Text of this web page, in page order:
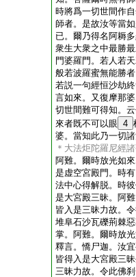
時將爲一切世間作
師者。是故汝等當
已。爾乃得名阿耨
衆生大衆之中最勝
門婆羅門。若人若
般若波羅蜜無能勝
若説一句經恒沙劫
言如來。又復摩那
切世間難可得知。
來者既不可以眼 4
婆。當知此乃一切
＊大法炬陀羅尼經
阿難。爾時放光如
是虚空宮殿門。時
法中心得解脱。時
是大宮殿三昧。阿
皆入是三昧力故。
堆阜石沙瓦礫荊棘
掌。阿難。爾時放
釋言。憍尸迦。汝
皆得入是大宮殿三
三昧力故。令此佛